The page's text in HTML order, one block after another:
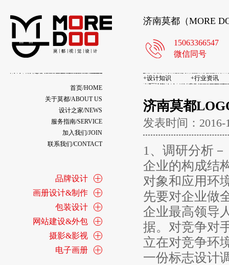
首页/HOME
关于莫都/ABOUT US
设计之家/NEWS
服务指南/SERVICE
加入我们/JOIN
联系我们/CONTACT
品牌设计
画册设计&制作
包装设计
网站建设&外包
摄影&影视
电子画册
济南莫都（MORE
15063366547
微信同号
+设计知识 +行业资讯
济南莫都
发表时间：
1、调研分析
企业的构成结
对象和应用环
先要对企业做
企业最高领导
据。对竞争对
立在对竞争环
一份标志设计